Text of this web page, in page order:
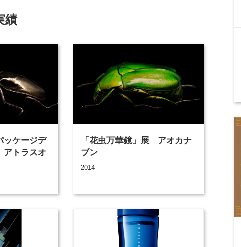
績
ッケージデ
トラスオ
「花虫万華鏡」展 アオカナ
ブン
2014